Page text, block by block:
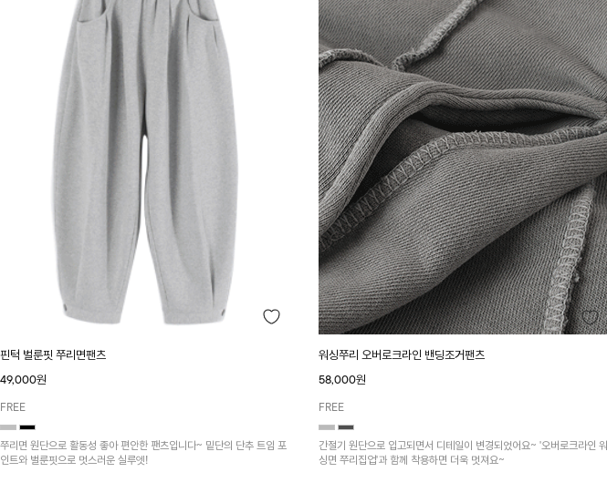
핀턱 벌룬핏 쭈리면팬츠
49,000원
FREE
쭈리면 원단으로 활동성 좋아 편안한 팬츠입니다~ 밑단의 단추 트임 포
인트와 벌룬핏으로 멋스러운 실루엣!
워싱쭈리 오버로크라인 밴딩조거팬츠
58,000원
FREE
간절기 원단으로 입고되면서 디테일이 변경되었어요~ '오버로크라인 워
싱면 쭈리집업'과 함께 착용하면 더욱 멋져요~